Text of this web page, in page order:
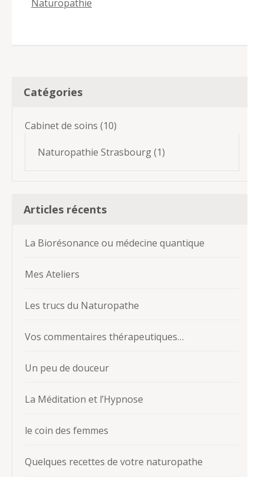
Naturopathie
Catégories
Cabinet de soins (10)
Naturopathie Strasbourg(1)
Articles récents
La Biorésonance ou médecine quantique
Mes Ateliers
Les trucs du Naturopathe
Vos commentaires thérapeutiques…
Un peu de douceur
La Méditation et l’Hypnose
le coin des femmes
Quelques recettes de votre naturopathe